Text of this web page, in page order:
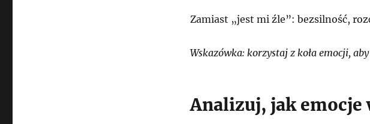
Zamiast „jest mi źle”: bezsilność,
Wskazówka: korzystaj z koła emocji,
Analizuj, jak emocje